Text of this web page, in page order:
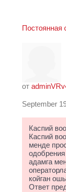
Постоянная
от
September
Каспий
Каспий
менде
адамга
койган
Ответ